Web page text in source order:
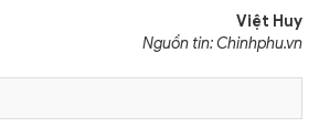
Việt Huy
Nguồn tin: Chinhphu.vn